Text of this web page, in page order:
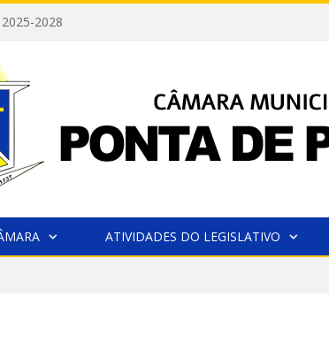
2025-2028
ATIVIDADES DO LEGISLATIVO